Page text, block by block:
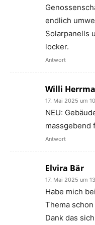
endlich
Solarpanells
locker.
Antwort
Willi
17. Mai 2025 um
NEU:
massgebend
Antwort
Elvira Bär
17. Mai 2025 um
Habe mich
Thema
Dank das